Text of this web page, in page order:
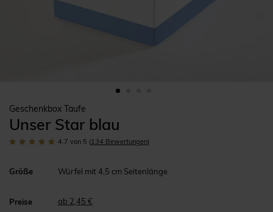
Geschenkbox Taufe
Unser Star blau
4.7 von 5 (134 Bewertungen)
Größe Würfel mit 4,5 cm Seitenlänge
Preise ab 2,45 €